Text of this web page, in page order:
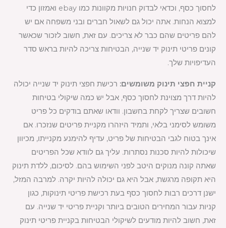
לחסוך כסף, וכדאי לבדוק חנויות מקוונות כמו ebay ואמזון כדי
למצוא הנחות. אתה יכול גם לשאול חברים ובני משפחה אם יש
להם פריטים שהם כבר לא צריכים. עם זאת, חשוב לזכור שכאשר
קונים פריטי תינוק יד שנייה, הבטיחות צריכה להיות בראש סדר
העדיפויות שלך.
קניית חפצי תינוק משומשים: רכישת חפצי תינוק יד שנייה יכולה
להיות דרך מצוינת לחסוך כסף, אבל יש כמה שיקולי בטיחות
חשובים שצריך לקחת בחשבון. וודאו שאתם בודקים כל פריט
משומש לסימני בלאי, ותמיד היזהרו מקניית פריטים שנזכרו. אם
אינך בטוח לגבי הבטיחות של פריט, עדיף להימנע מקנייתו, מכיוון
שיכולות להיות סכנות נסתרות. עליך גם לוודא שכל הפריטים
שאתה קונה מנוקים היטב לפני השימוש בהם. לסיכום, ללדת תינוק
היא תקופה מרגשת, אבל היא גם יכולה להיות יקרה. למרבה המזל,
ישנן דרכים רבות לחסוך כסף בעת רכישת פריטי תינוקות, כגון
קניות עבור המחירים הטובים ביותר וקניית פריטי יד שנייה. עם
זאת, חשוב להיות מודעים לשיקולי הבטיחות בקניית פריטי תינוק